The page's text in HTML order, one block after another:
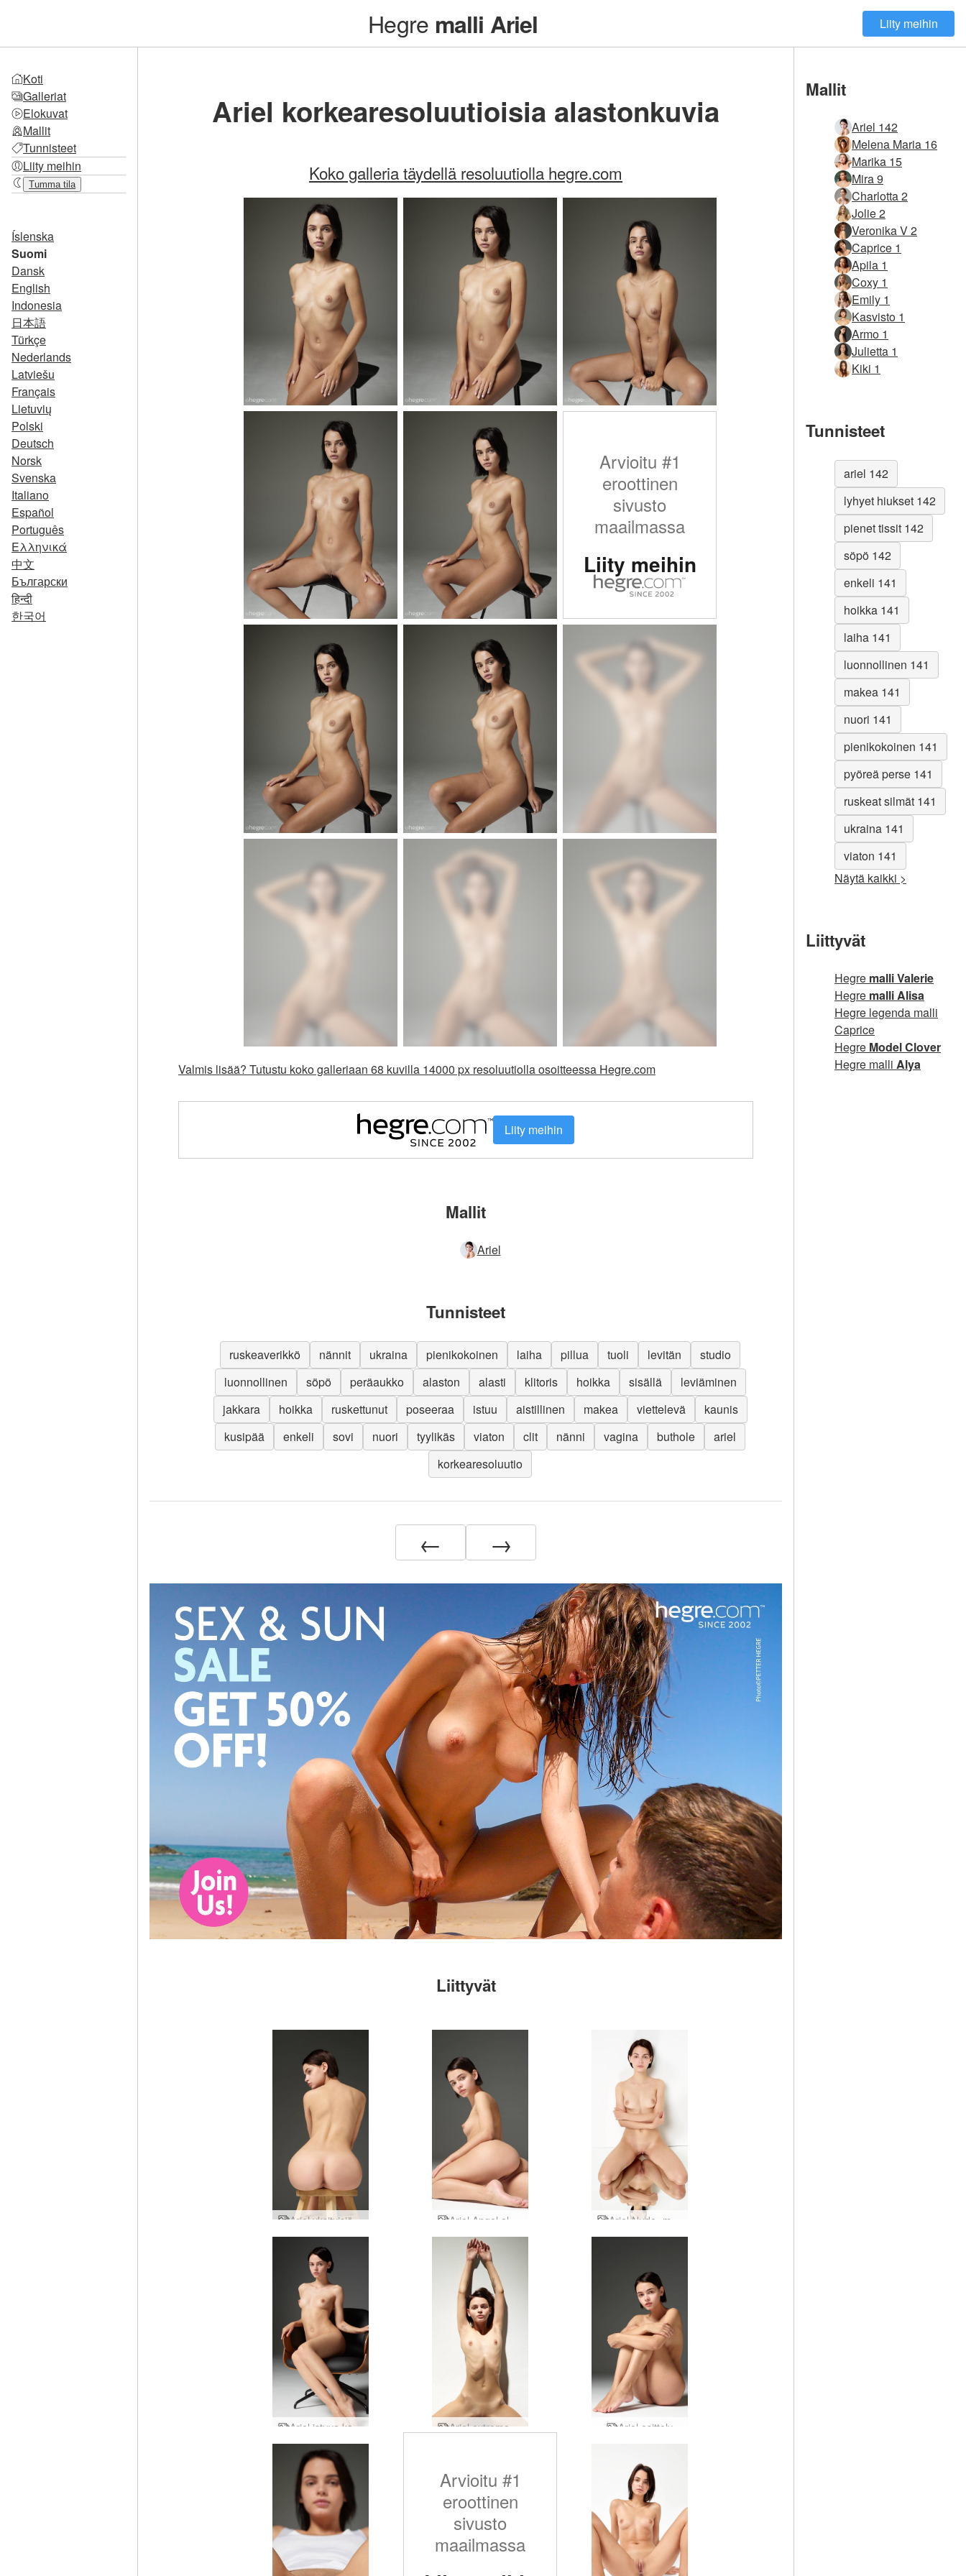
Hegre malli Ariel Liity meihin
Koti
Galleriat
Elokuvat
Mallit
Tunnisteet
Liity meihin
Tumma tila
Íslenska
Suomi
Dansk
English
Indonesia
日本語
Türkçe
Nederlands
Latviešu
Français
Lietuvių
Polski
Deutsch
Norsk
Svenska
Italiano
Español
Português
Ελληνικά
中文
Български
हिन्दी
한국어
Ariel korkearesoluutioisia alastonkuvia
Koko galleria täydellä resoluutiolla hegre.com
Arvioitu #1
eroottinen
sivusto
maailmassa
Liity meihin
Valmis lisää? Tutustu koko galleriaan 68 kuvilla 14000 px resoluutiolla osoitteessa Hegre.com
Liity meihin
Mallit
Ariel
Tunnisteet
ruskeaverikkö nännit ukraina pienikokoinen laiha pillua tuoli levitän
studio
luonnollinen
söpö peräaukko alaston alasti klitoris hoikka sisällä
leviäminen
jakkara
hoikka ruskettunut poseeraa istuu aistillinen makea viettelevä
kaunis
kusipää
enkeli sovi nuori tyylikäs viaton clit nänni vagina buthole
ariel
korkearesoluutio
← →
Liittyvät
Ariel yksityisiä muotokuvia
Ariel istuva kaunotar Ariel extreme alastonkuvat Ariel esittely
Arvioitu #1
eroottinen
sivusto
maailmassa
Mallit
Ariel 142
Melena Maria 16
Marika 15
Mira 9
Charlotta 2
Jolie 2
Veronika V 2
Caprice 1
Apila 1
Coxy 1
Emily 1
Kasvisto 1
Armo 1
Julietta 1
Kiki 1
Tunnisteet
ariel 142
lyhyet hiukset 142
pienet tissit 142
söpö 142
enkeli 141
hoikka 141
laiha 141
luonnollinen 141
makea 141
nuori 141
pienikokoinen 141
pyöreä perse 141
ruskeat silmät 141
ukraina 141
viaton 141
Näytä kaikki >
Liittyvät
Hegre malli Valerie
Hegre malli Alisa
Hegre legenda malli
Caprice
Hegre Model Clover
Hegre malli Alya